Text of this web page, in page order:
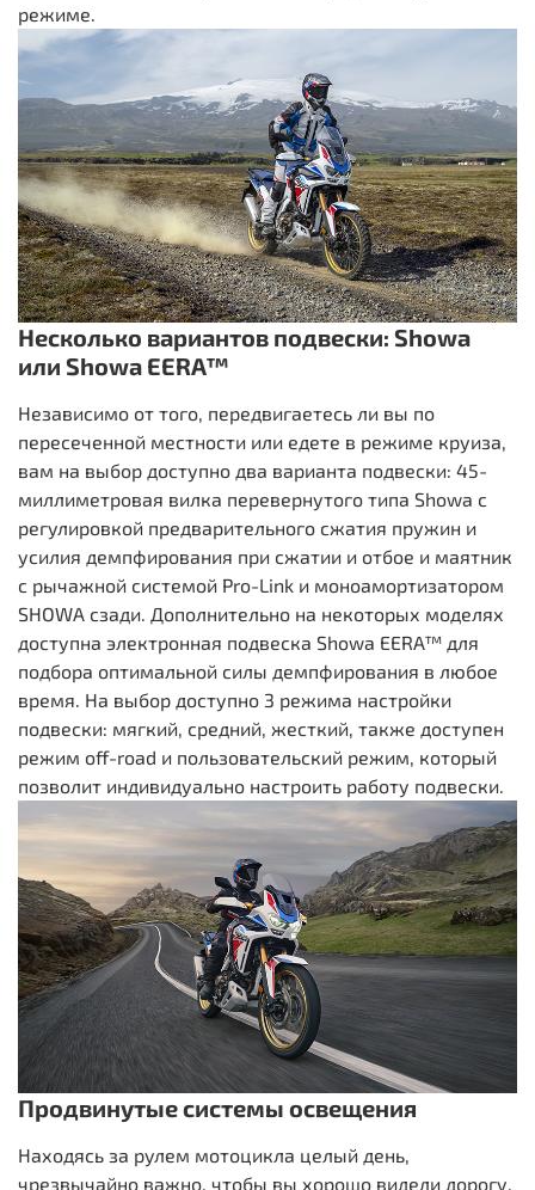
режиме.
Несколько вариантов подвески: Showa
или Showa EERA™
Независимо от того, передвигаетесь ли вы по
пересеченной местности или едете в режиме круиза,
вам на выбор доступно два варианта подвески: 45-
миллиметровая вилка перевернутого типа Showa с
регулировкой предварительного сжатия пружин и
усилия демпфирования при сжатии и отбое и маятник
с рычажной системой Pro-Link и моноамортизатором
SHOWA сзади. Дополнительно на некоторых моделях
доступна электронная подвеска Showa EERA™ для
подбора оптимальной силы демпфирования в любое
время. На выбор доступно 3 режима настройки
подвески: мягкий, средний, жесткий, также доступен
режим off-road и пользовательский режим, который
позволит индивидуально настроить работу подвески.
Продвинутые системы освещения
Находясь за рулем мотоцикла целый день,
чрезвычайно важно, чтобы вы хорошо видели дорогу,